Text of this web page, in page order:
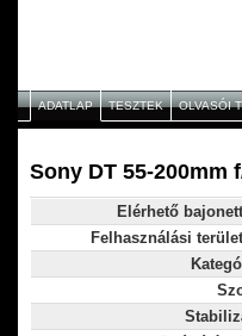
ADATLAP TESZTEK OLVASÓI
Sony DT 55-200mm
Elérhető
Felhasználási